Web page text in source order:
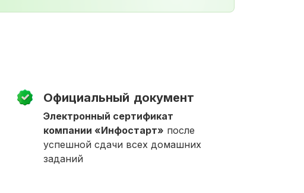
Официальный документ
Электронный сертификат
компании «Инфостарт» после
успешной сдачи всех домашних
заданий